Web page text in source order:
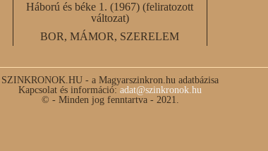
Háború és béke 1. (1967) (feliratozott
változat)
BOR, MÁMOR, SZERELEM
SZINKRONOK.HU - a Magyarszinkron.hu adatbázisa
Kapcsolat és információ: adat@szinkronok.hu
© - Minden jog fenntartva - 2021.